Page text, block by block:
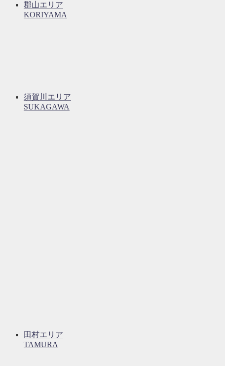
郡山エリア
KORIYAMA
須賀川エリア
SUKAGAWA
田村エリア
TAMURA